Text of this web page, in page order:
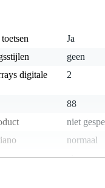
Ja
geen
digitale
2
88
niet
normaal
samen),